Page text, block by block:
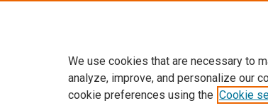
Tout le contenu de ce site:
We use cookies that are necessary to
analyze, improve, and personalize our
cookie preferences using the Cookie